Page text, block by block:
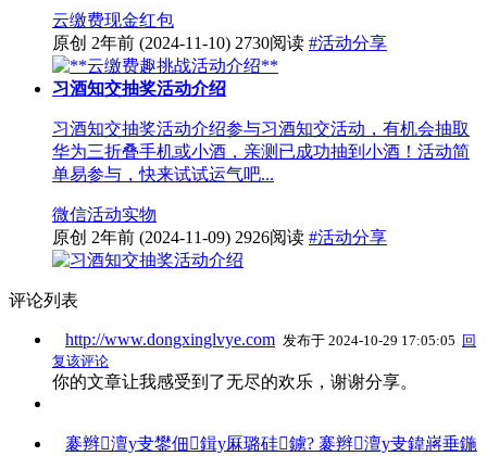
云缴费现金红包
原创 2年前 (2024-11-10) 2730阅读 #活动分享
习酒知交抽奖活动介绍
习酒知交抽奖活动介绍参与习酒知交活动，有机会抽取
华为三折叠手机或小酒，亲测已成功抽到小酒！活动简
单易参与，快来试试运气吧...
微信活动实物
原创 2年前 (2024-11-09) 2926阅读 #活动分享
评论列表
http://www.dongxinglvye.com 发布于 2024-10-29 17:05:05 回
复该评论
你的文章让我感受到了无尽的欢乐，谢谢分享。
褰辫澶у叏鐢佃鍓у厤璐硅鐪? 褰辫澶у叏鍏嶈垂鍦